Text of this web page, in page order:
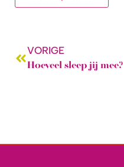
VORIGE
Hoeveel sleep jij mee?